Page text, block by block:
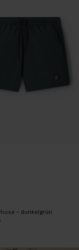
- dunkelgrün